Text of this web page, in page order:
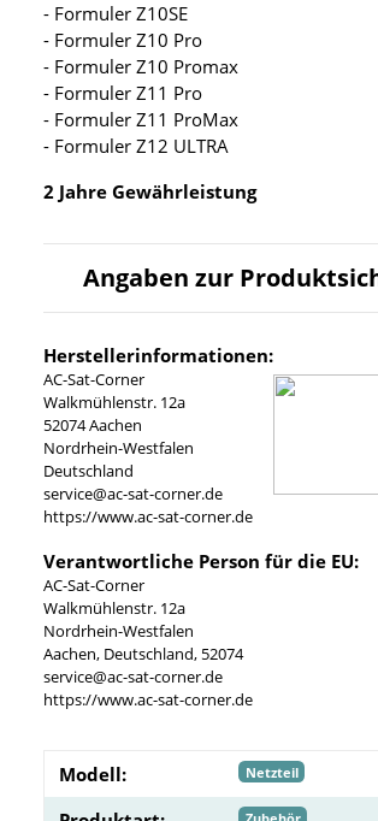
- Formuler Z10SE
- Formuler Z10 Pro
- Formuler Z10 Promax
- Formuler Z11 Pro
- Formuler Z11 ProMax
- Formuler Z12 ULTRA
2 Jahre Gewährleistung
Angaben zur
Herstellerinformationen:
AC-Sat-Corner
Walkmühlenstr. 12a
52074 Aachen
Nordrhein-Westfalen
Deutschland
service@ac-sat-corner.de
https://www.ac-sat-corner.de
Verantwortliche Person für die EU:
AC-Sat-Corner
Walkmühlenstr. 12a
Nordrhein-Westfalen
Aachen, Deutschland, 52074
service@ac-sat-corner.de
https://www.ac-sat-corner.de
Modell: Netzteil